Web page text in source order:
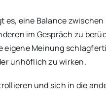
eine Balance
im Gespräch zu
eigene Meinung
unhöflich zu wirken.
und sich in die